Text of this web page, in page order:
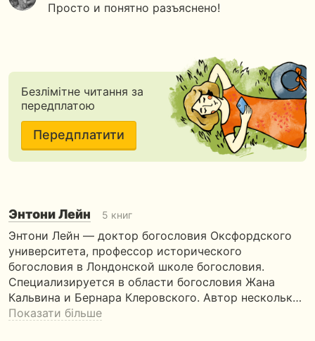
Просто и понятно разъяснено!
Безлімітне читання за
передплатою
Передплатити
Энтони Лейн 5 книг
Энтони Лейн — доктор богословия Оксфордского
университета, профессор исторического
богословия в Лондонской школе богословия.
Специализируется в области богословия Жана
Кальвина и Бернара Клеровского. Автор нескольк…
Показати більше